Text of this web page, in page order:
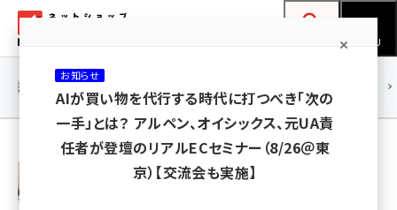
ン
ネットショップ担当者フォーラム
MENU
連載・特集 |
五十嵐 崇之
お知らせ
AIが買い物を代行する時代に打つべき「次の
一手」とは？ アルペン、オイシックス、元UA責
任者が登壇のリアルECセミナー（8/26＠東
京）【交流会も実施】